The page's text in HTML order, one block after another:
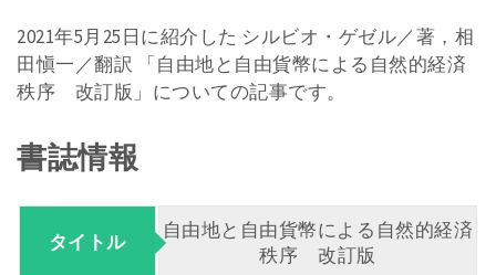
2021年5月25日に紹介した シルビオ・ゲゼル／著，相
田愼一／翻訳 「自由地と自由貨幣による自然的経済
秩序 改訂版」についての記事です。
書誌情報
タイトル
自由地と自由貨幣による自然的経済
秩序 改訂版